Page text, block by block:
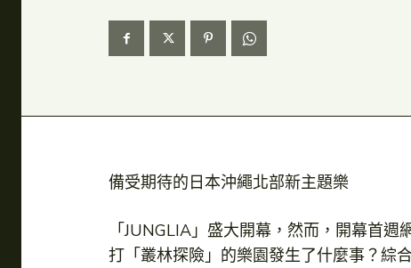
備受期待的日本沖繩北部新主題樂
「JUNGLIA」盛大開幕，然而，開幕首
打「叢林探險」的樂園發生了什麼事？綜